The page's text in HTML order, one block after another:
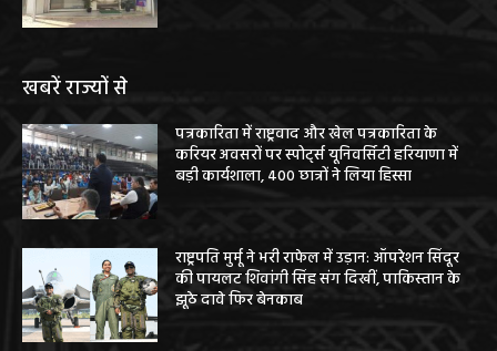
खबरें राज्यों से
पत्रकारिता में राष्ट्रवाद और खेल पत्रकारिता के
करियर अवसरों पर स्पोर्ट्स यूनिवर्सिटी हरियाणा में
बड़ी कार्यशाला, 400 छात्रों ने लिया हिस्सा
राष्ट्रपति मुर्मू ने भरी राफेल में उड़ान: ऑपरेशन सिंदूर
की पायलट शिवांगी सिंह संग दिखीं, पाकिस्तान के
झूठे दावे फिर बेनकाब